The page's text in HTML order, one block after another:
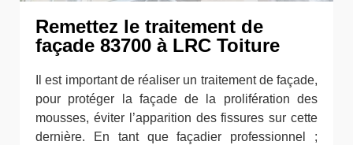
Remettez le traitement de
façade 83700 à LRC Toiture
Il est important de réaliser un traitement de façade,
pour protéger la façade de la prolifération des
mousses, éviter l’apparition des fissures sur cette
dernière. En tant que façadier professionnel ;